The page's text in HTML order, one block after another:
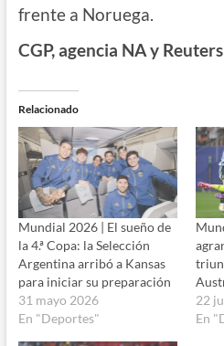
frente a Noruega.
CGP, agencia NA y Reuters
Relacionado
Mundial 2026 | El sueño de
la 4.ª Copa: la Selección
Argentina arribó a Kansas
para iniciar su preparación
31 mayo 2026
En "Deportes"
22
En